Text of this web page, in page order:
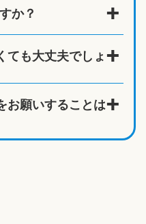
か？
ても大丈夫でしょ
お願いすることは